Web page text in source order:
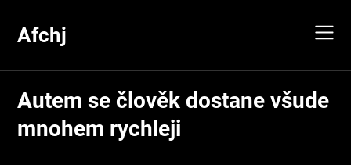
content
Afchj
Autem se člověk dostane všude
mnohem rychleji